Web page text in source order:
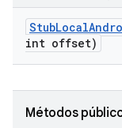
StubLocal
int offset)
Métodos